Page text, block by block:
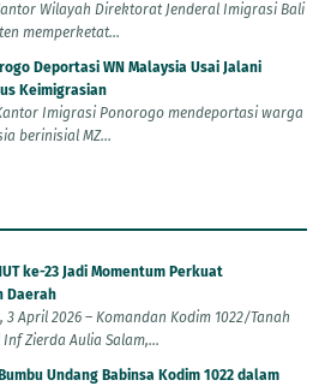
Kantor Wilayah Direktorat Jenderal Imigrasi Bali
memperketat...
Deportasi WN Malaysia Usai Jalani
Keimigrasian
Kantor Imigrasi Ponorogo mendeportasi warga
berinisial MZ...
ke-23 Jadi Momentum Perkuat
Daerah
3 April 2026 – Komandan Kodim 1022/Tanah
Zierda Aulia Salam,...
Undang Babinsa Kodim 1022 dalam